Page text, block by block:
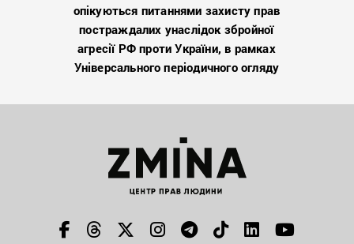
опікуються питаннями захисту прав
постраждалих унаслідок збройної
агресії РФ проти України, в рамках
Універсального періодичного огляду